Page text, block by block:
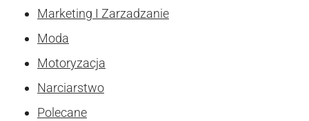
Marketing I Zarzadzanie
Moda
Motoryzacja
Narciarstwo
Polecane